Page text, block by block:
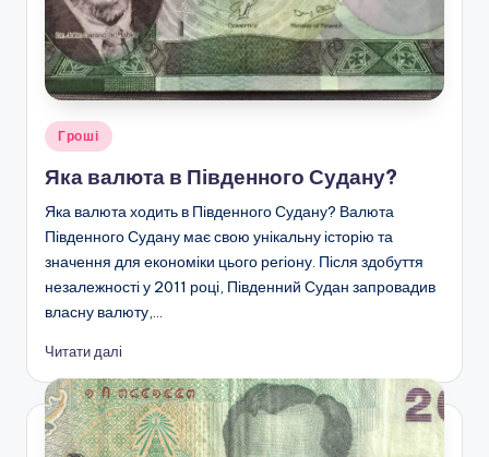
Опубліковано
Гроші
Яка валюта в Південного Судану?
Яка валюта ходить в Південного Судану? Валюта
Південного Судану має свою унікальну історію та
значення для економіки цього регіону. Після здобуття
незалежності у 2011 році, Південний Судан запровадив
власну валюту,…
Читати далі